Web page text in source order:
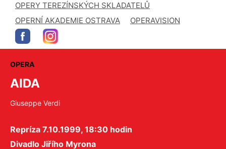
OPERY TEREZÍNSKÝCH SKLADATELŮ
OPERNÍ AKADEMIE OSTRAVA
OPERAVISION
OPERA
AIDA
Giuseppe Verdi
Repríza 7.10.1999, 18:30 hodin
Divadlo Jiřího Myrona